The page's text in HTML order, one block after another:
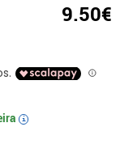
9.50€
i